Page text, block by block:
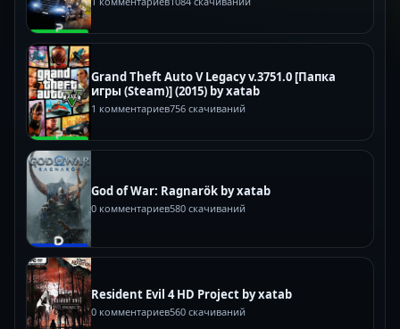
Grand Theft Auto V Legacy v.3751.0 [Папка
игры (Steam)] (2015) by xatab
1 комментариев756 скачиваний
God of War: Ragnarök by xatab
0 комментариев580 скачиваний
Resident Evil 4 HD Project by xatab
0 комментариев560 скачиваний